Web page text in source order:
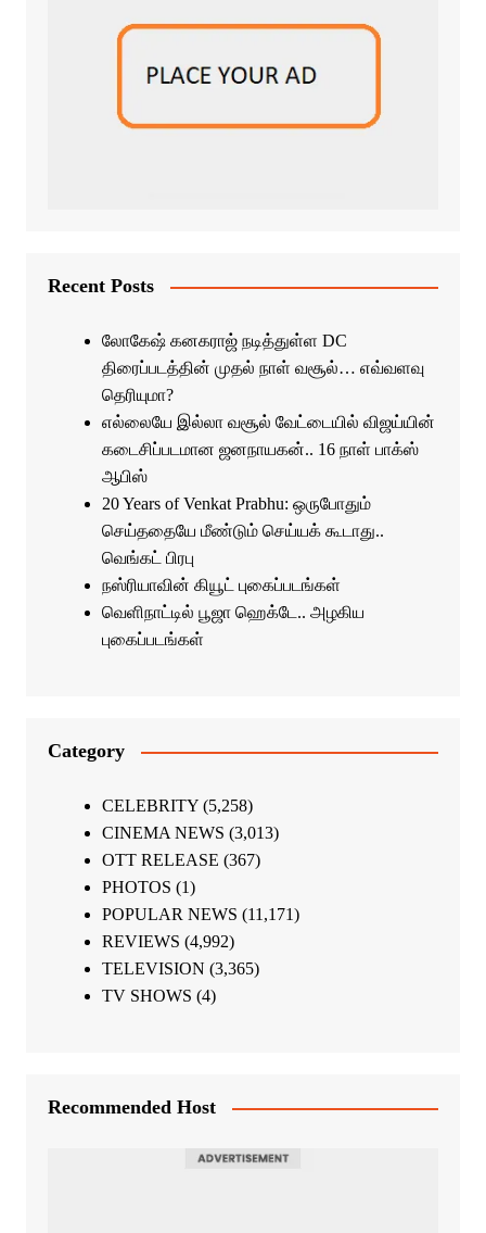
Recent Posts
லோகேஷ் கனகராஜ் நடித்துள்ள DC
திரைப்படத்தின் முதல் நாள் வசூல்… எவ்வளவு
தெரியுமா?
எல்லையே இல்லா வசூல் வேட்டையில் விஜய்யின்
கடைசிப்படமான ஜனநாயகன்.. 16 நாள் பாக்ஸ்
ஆபிஸ்
20 Years of Venkat Prabhu: ஒருபோதும்
செய்ததையே மீண்டும் செய்யக் கூடாது..
வெங்கட் பிரபு
நஸ்ரியாவின் கியூட் புகைப்படங்கள்
வெளிநாட்டில் பூஜா ஹெக்டே.. அழகிய
புகைப்படங்கள்
Category
CELEBRITY(5,258)
CINEMA NEWS (3,013)
OTT RELEASE (367)
PHOTOS (1)
POPULAR NEWS (11,171)
REVIEWS (4,992)
TELEVISION (3,365)
TV SHOWS (4)
Recommended Host